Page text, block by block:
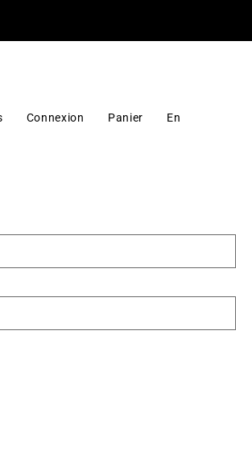
Connexion Panier En